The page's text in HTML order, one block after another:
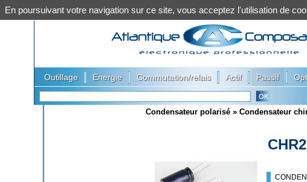
Outillage Energie Commutation/relais Actif Passif
Condensateur polarisé » Condensateur
En poursuivant votre navigation sur ce site, vous acceptez l'utilisation de